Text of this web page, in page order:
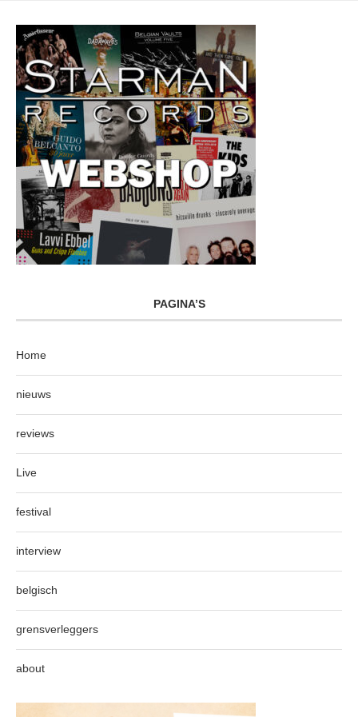
PAGINA’S
Home
nieuws
reviews
Live
festival
interview
belgisch
grensverleggers
about